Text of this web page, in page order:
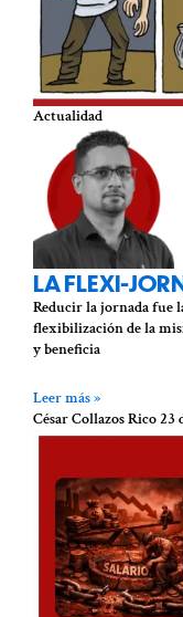
Actualidad
LA FLEXI-
Reducir la jornada fue
flexibilización de la
y beneficia
Leer más »
César Collazos Rico23